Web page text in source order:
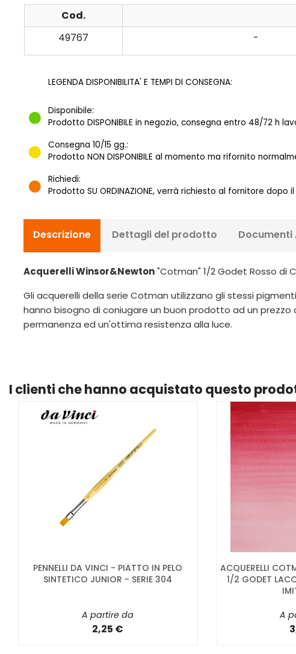
Cod.
49767
-
LEGENDA DISPONIBILITA' E TEMPI DI CONSEGNA:
Disponibile:
Prodotto DISPONIBILE in negozio, consegna entro 48/72 h
Consegna 10/15 gg.:
Prodotto NON DISPONIBILE al momento ma rifornito
Richiedi:
Prodotto SU ORDINAZIONE, verrà richiesto al fornitore dopo
Descrizione Dettagli del prodotto Documenti
Acquerelli Winsor&Newton"Cotman" 1/2 Godet Rosso di
Gli acquerelli della serie Cotman utilizzano gli stessi
hanno bisogno di coniugare un buon prodotto ad un
permanenza ed un'ottima resistenza alla luce.
I clienti che hanno acquistato questo
PENNELLI DA VINCI - PIATTO IN PELO
SINTETICO JUNIOR - SERIE 304
A partire da
2,25 €
ACQUERELLI
1/2 GODET
A